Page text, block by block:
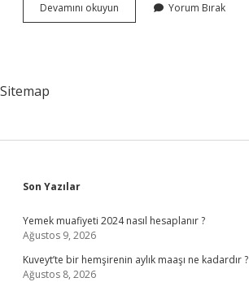
Devamını okuyun
Hızlı
Yorum Bırak
Sitemap
Sidebar
Son Yazılar
Yemek muafiyeti 2024 nasıl hesaplanır ?
Ağustos 9, 2026
Kuveyt’te bir hemşirenin aylık maaşı ne kadardır ?
Ağustos 8, 2026